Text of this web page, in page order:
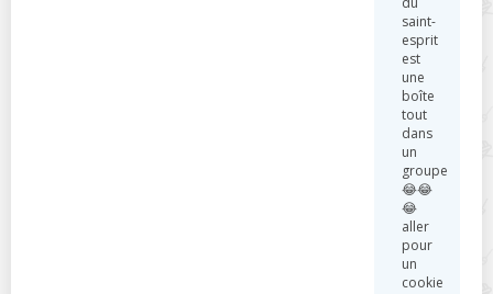
saint-
esprit
est
une
boîte
tout
dans
un
groupe
😂😂
😂
aller
pour
un
cookie